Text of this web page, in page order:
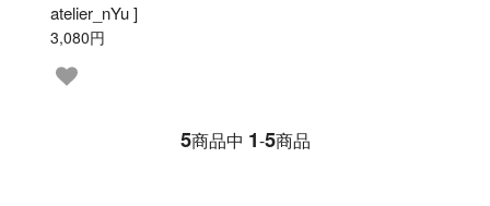
atelier_nYu ]
3,080円
5商品中 1-5商品